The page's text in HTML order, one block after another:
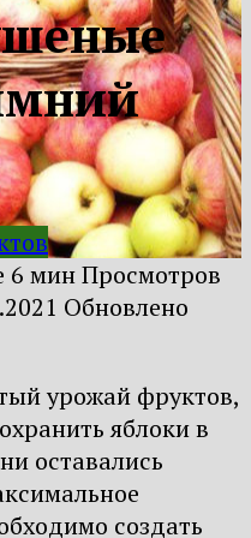
6 минПросмотров
Обновлено
урожай фруктов,
яблоки в
оставались
создать